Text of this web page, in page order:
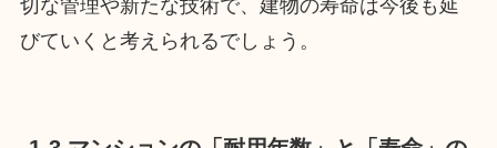
切な管理や新たな技術で、建物の寿命は今後も延
びていくと考えられるでしょう。